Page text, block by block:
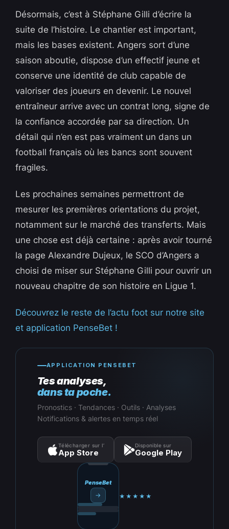
Désormais, c’est à Stéphane Gilli d’écrire la
suite de l’histoire. Le chantier est important,
mais les bases existent. Angers sort d’une
saison aboutie, dispose d’un effectif jeune et
conserve une identité de club capable de
valoriser des joueurs en devenir. Le nouvel
entraîneur arrive avec un contrat long, signe de
la confiance accordée par sa direction. Un
détail qui n’en est pas vraiment un dans un
football français où les bancs sont souvent
fragiles.
Les prochaines semaines permettront de
mesurer les premières orientations du projet,
notamment sur le marché des transferts. Mais
une chose est déjà certaine : après avoir tourné
la page Alexandre Dujeux, le SCO d’Angers a
choisi de miser sur Stéphane Gilli pour ouvrir un
nouveau chapitre de son histoire en Ligue 1.
Découvrez le reste de l’actu foot sur notre site
et application PenseBet !
APPLICATION PENSEBET
Tes analyses,
dans ta poche.
Pronostics · Tendances · Outils · Analyses
Notifications & alertes en temps réel
Télécharger sur l’
App Store
Disponible sur
Google Play
PenseBet
→ ★★★★★